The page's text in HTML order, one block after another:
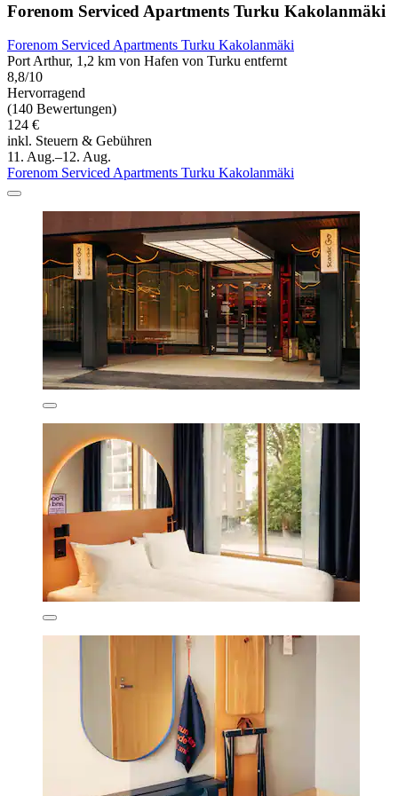
Forenom Serviced Apartments Turku Kakolanmäki
Forenom Serviced Apartments Turku Kakolanmäki
Port Arthur, 1,2 km von Hafen von Turku entfernt
8,8/10
Hervorragend
(140 Bewertungen)
124 €
inkl. Steuern & Gebühren
11. Aug.–12. Aug.
Forenom Serviced Apartments Turku Kakolanmäki